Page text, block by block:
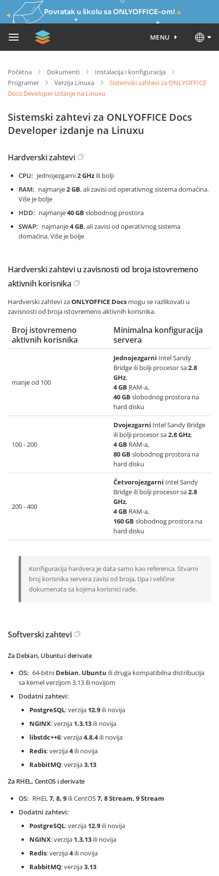
Povratak u školu sa ONLYOFFICE-om!
MENU
Početna Dokumenti
Instalacija i konfiguracija
Programer
Verzija Linuxa
Sistemski zahtevi za ONLYOFFICE
Docs Developer izdanje na Linuxu
Sistemski zahtevi za ONLYOFFICE Docs
Developer izdanje na Linuxu
Hardverski zahtevi
CPU jednojezgarni2 GHz ili bolji
RAM
najmanje2 GB, ali zavisi od operativnog sistema domaćina.
Više je bolje
HDD
najmanje40 GB slobodnog prostora
SWAP
najmanje4 GB, ali zavisi od operativnog sistema
domaćina. Više je bolje
Hardverski zahtevi u zavisnosti od broja istovremeno
aktivnih korisnika
Hardverski zahtevi zaONLYOFFICE Docs mogu se razlikovati u
zavisnosti od broja istovremeno aktivnih korisnika.
Broj istovremeno
aktivnih korisnika
Minimalna konfiguracija
servera
manje od 100
Jednojezgarni Intel Sandy
Bridge ili bolji procesor sa2.8
GHz,
4 GB RAM-a,
40 GB slobodnog prostora na
hard disku
100 - 200
Dvojezgarni Intel Sandy Bridge
ili bolji procesor sa2.8 GHz,
4 GB RAM-a,
80 GB slobodnog prostora na
hard disku
200 - 400
Četvorojezgarni Intel Sandy
Bridge ili bolji procesor sa2.8
GHz,
4 GB RAM-a,
160 GB slobodnog prostora na
hard disku
Konfiguracija hardvera je data samo kao referenca. Stvarni
broj korisnika servera zavisi od broja, tipa i veličine
dokumenata sa kojima korisnici rade.
Softverski zahtevi
Za Debian, Ubuntu i derivate
OS
64-bitni Debian, Ubuntu ili druga kompatibilna distribucija
sa kernel verzijom 3.13 ili novijom
Dodatni zahtevi
PostgreSQL: verzija 12.9 ili novija
NGINX: verzija 1.3.13 ili novija
libstdc++6: verzija4.8.4ili novija
Redis: verzija4ili novija
RabbitMQ: verzija3.13
Za RHEL, CentOS i derivate
OS
RHEL7, 8, 9 ili CentOS7, 8 Stream, 9 Stream
Dodatni zahtevi
PostgreSQL: verzija 12.9 ili novija
NGINX: verzija 1.3.13 ili novija
Redis: verzija4ili novija
RabbitMQ: verzija3.13